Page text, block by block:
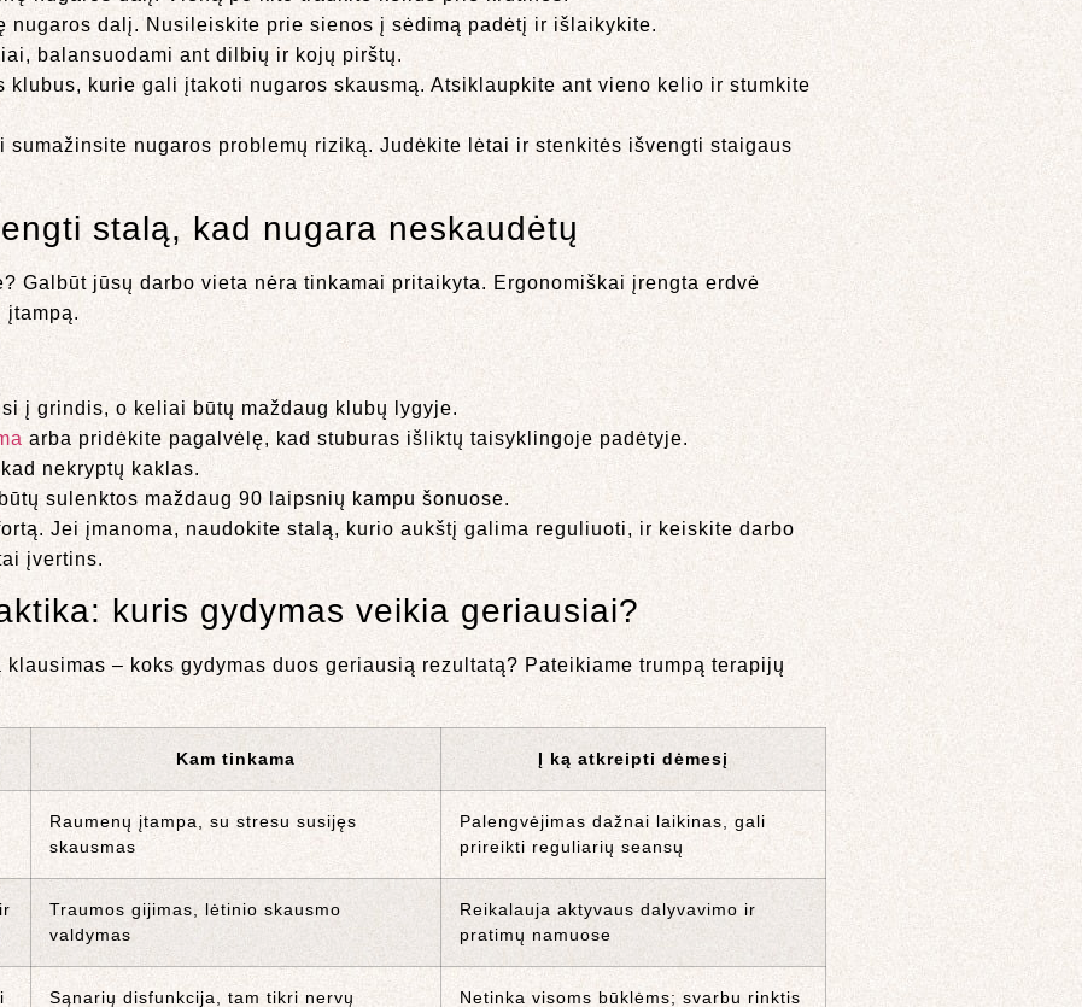
nugaros dalį. Nusileiskite prie sienos į sėdimą padėtį ir išlaikykite.
balansuodami ant dilbių ir kojų pirštų.
klubus, kurie gali įtakoti nugaros skausmą. Atsiklaupkite ant vieno kelio ir stumkite
nugaros problemų riziką. Judėkite lėtai ir stenkitės išvengti staigaus
stalą, kad nugara neskaudėtų
Galbūt jūsų darbo vieta nėra tinkamai pritaikyta. Ergonomiškai įrengta erdvė
įtampą.
į grindis, o keliai būtų maždaug klubų lygyje.
arba pridėkite pagalvėlę, kad stuburas išliktų taisyklingoje padėtyje.
nekryptų kaklas.
sulenktos maždaug 90 laipsnių kampu šonuose.
Jei įmanoma, naudokite stalą, kurio aukštį galima reguliuoti, ir keiskite darbo
įvertins.
kuris gydymas veikia geriausiai?
– koks gydymas duos geriausią rezultatą? Pateikiame trumpą terapijų
Kam tinkama Į ką atkreipti dėmesį
Raumenų įtampa, su stresu susijęs
skausmas
Palengvėjimas dažnai laikinas, gali
prireikti reguliarių seansų
Traumos gijimas, lėtinio skausmo
valdymas
Reikalauja aktyvaus dalyvavimo ir
pratimų namuose
Sąnarių disfunkcija, tam tikri nervų Netinka visoms būklėms; svarbu rinktis